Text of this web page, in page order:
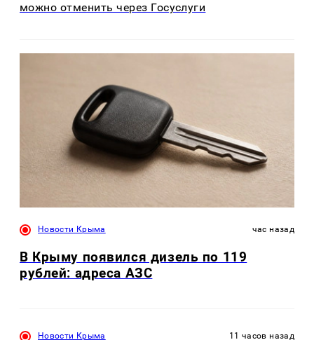
можно отменить через Госуслуги
Новости Крыма час назад
В Крыму появился дизель по 119
рублей: адреса АЗС
Новости Крыма 11 часов назад